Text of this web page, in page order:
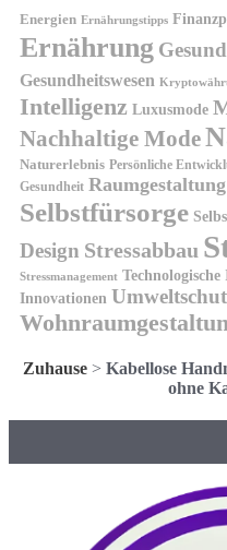
Energien Ernährungstipps
Ernährung
Gesundheitswesen
Intelligenz Luxusmode
Nachhaltige Mode
Naturerlebnis Persönliche
Gesundheit Raumgestaltung
Selbstfürsorge
Design Stressabbau
Stressmanagement
Innovationen
Zuhause > Kabellose
ohne